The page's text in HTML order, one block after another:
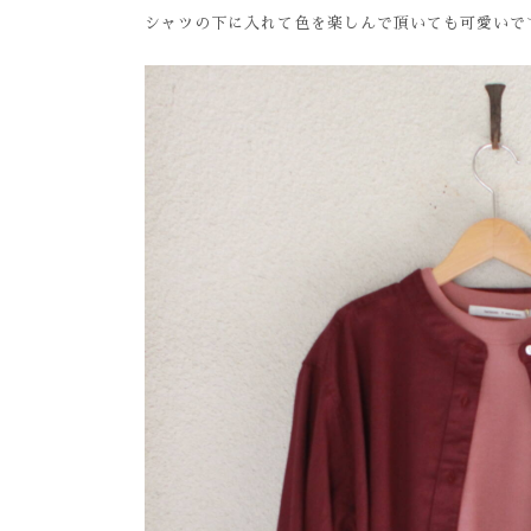
シャツの下に入れて色を楽しんで頂いても可愛いで